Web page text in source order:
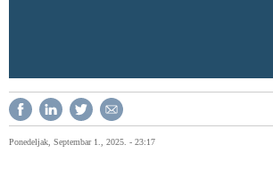
Ponedeljak, Septembar 1., 2025. - 23:17